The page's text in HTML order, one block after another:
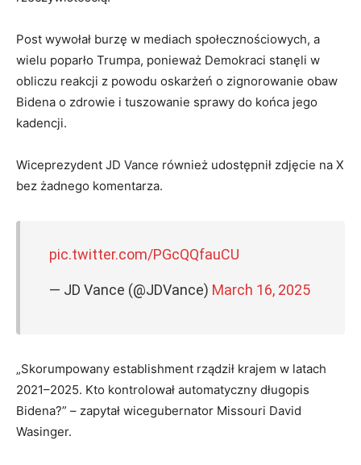
Post wywołał burzę w mediach społecznościowych, a
wielu poparło Trumpa, ponieważ Demokraci stanęli w
obliczu reakcji z powodu oskarżeń o zignorowanie obaw
Bidena o zdrowie i tuszowanie sprawy do końca jego
kadencji.
Wiceprezydent JD Vance również udostępnił zdjęcie na X
bez żadnego komentarza.
pic.twitter.com/PGcQQfauCU
— JD Vance (@JDVance) March 16, 2025
„Skorumpowany establishment rządził krajem w latach
2021–2025. Kto kontrolował automatyczny długopis
Bidena?” – zapytał wicegubernator Missouri David
Wasinger.